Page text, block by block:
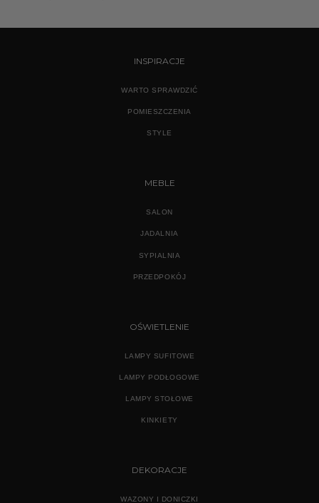
do
INSPIRACJE
WARTO SPRAWDZIĆ
POMIESZCZENIA
STYLE
MEBLE
SALON
JADALNIA
SYPIALNIA
PRZEDPOKÓJ
OŚWIETLENIE
LAMPY SUFITOWE
LAMPY PODŁOGOWE
LAMPY STOŁOWE
KINKIETY
DEKORACJE
WAZONY I DONICZKI